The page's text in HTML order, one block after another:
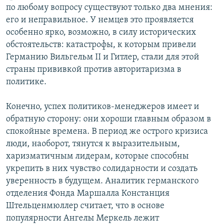
по любому вопросу существуют только два мнения:
его и неправильное. У немцев это проявляется
особенно ярко, возможно, в силу исторических
обстоятельств: катастрофы, к которым привели
Германию Вильгельм II и Гитлер, стали для этой
страны прививкой против авторитаризма в
политике.
Конечно, успех политиков-менеджеров имеет и
обратную сторону: они хороши главным образом в
спокойные времена. В период же острого кризиса
люди, наоборот, тянутся к выразительным,
харизматичным лидерам, которые способны
укрепить в них чувство солидарности и создать
уверенность в будущем. Аналитик германского
отделения Фонда Маршалла Констанция
Штельценмюллер считает, что в основе
популярности Ангелы Меркель лежит